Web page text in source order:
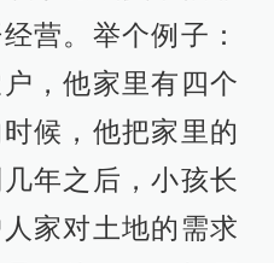
营。举个例子：
，他家里有四个
候，他把家里的
年之后，小孩长
家对土地的需求